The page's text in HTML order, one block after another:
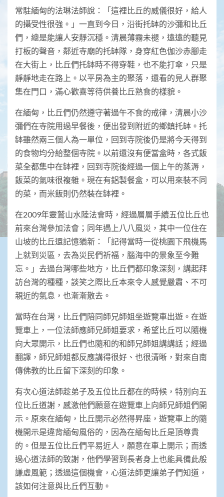
常駐緬甸的法琳法師說：「這裡比丘的威儀很好，給人
的攝受性很強。」一直到今日，沿街托缽的沙彌和比丘
們，總是能讓人安靜沉穩。清晨薄霧未褪，遠遠的聽見
打板的聲音，鄰近寺廟的托缽隊，身穿紅色伽沙赤腳走
在大街上，比丘們托缽時不得穿鞋，也不能打傘，只是
靜靜地走在路上。以平房為主的聚落，還看的見人群聚
集在門口，滿心歡喜等待供養比丘熟食的樣貌。
在緬甸，比丘們仍然遵守著過午不食的戒律，清晨小沙
彌們在寺院用過早餐後，便出發到附近的鄉鎮托缽。托
缽雖然兩三個人為一單位，回到寺院後仍是將今天得到
的食物均分給整個寺院。以前還沒有便當盒時，各式飯
菜全都集中在缽裡，回到寺院後經過一個上午的蒸溽，
飯菜的氣味很複雜。現在有鋁製餐盒，可以用來裝不同
的菜，而米飯則仍然裝在缽裡。
在2009年靈鷲山水陸法會時，經過層層手續五位比丘也
前來台灣參加法會；同年遇上八八風災，其中一位住在
山坡的比丘還記憶猶新：「記得當時一從桃園下飛機馬
上就到災區，去為災民們祈福，腦海中的景象至今難
忘。」去過台灣哪些地方，比丘們都印象深刻，講起拜
訪台灣的種種，談笑之際比丘本來令人感覺嚴肅、不可
親近的氣息，也漸漸散去。
當時在台灣，比丘們陪同師兄師姐坐遊覽車出遊。在遊
覽車上，一位法師應師兄師姐要求，希望比丘可以隨機
向大眾開示，比丘們也隨和的和師兄師姐講講話；經過
翻譯，師兄師姐都反應講得很好、也很清晰，對來自南
傳佛教的比丘留下深刻的印象。
有次心道法師趁弟子及五位比丘都在的時候，特別向五
位比丘道謝，感激他們願意在遊覽車上向師兄師姐們開
示。原來在緬甸，比丘開示必然得昇座，遊覽車上的隨
機開示是違背緬甸風俗的，因為在緬甸比丘是頂尊貴
的。但是五位比丘們平易近人，願意在車上開示；而透
過心道法師的致謝，他們學習到長者身上也能具備此般
謙虛風範；透過這個機會，心道法師更讓弟子們知道，
該如何注意與比丘們互動。